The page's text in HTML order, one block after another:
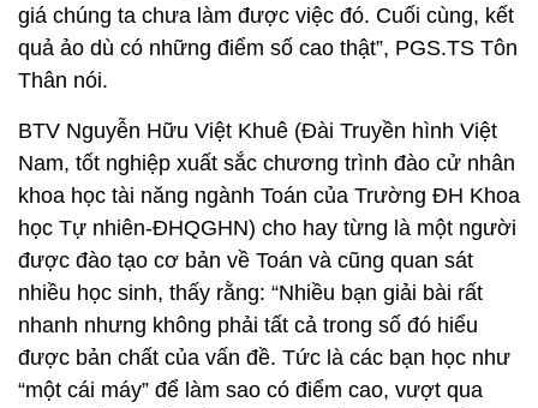
giá chúng ta chưa làm được việc đó. Cuối cùng, kết
quả ảo dù có những điểm số cao thật”, PGS.TS Tôn
Thân nói.
BTV Nguyễn Hữu Việt Khuê (Đài Truyền hình Việt
Nam, tốt nghiệp xuất sắc chương trình đào cử nhân
khoa học tài năng ngành Toán của Trường ĐH Khoa
học Tự nhiên-ĐHQGHN) cho hay từng là một người
được đào tạo cơ bản về Toán và cũng quan sát
nhiều học sinh, thấy rằng: “Nhiều bạn giải bài rất
nhanh nhưng không phải tất cả trong số đó hiểu
được bản chất của vấn đề. Tức là các bạn học như
“một cái máy” để làm sao có điểm cao, vượt qua